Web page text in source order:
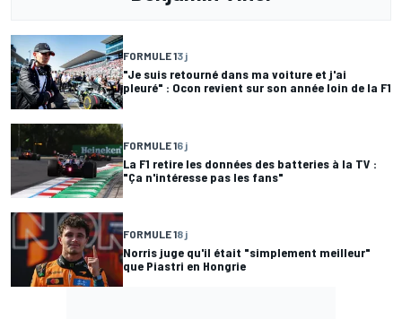
FORMULE 13 j
"Je suis retourné dans ma voiture et j'ai
pleuré" : Ocon revient sur son année loin de la F1
FORMULE 16 j
La F1 retire les données des batteries à la TV :
"Ça n'intéresse pas les fans"
FORMULE 18 j
Norris juge qu'il était "simplement meilleur"
que Piastri en Hongrie